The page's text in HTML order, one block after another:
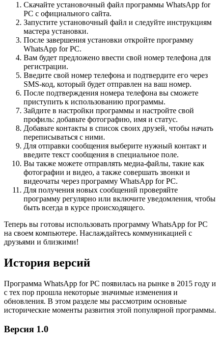
Скачайте установочный файл программы WhatsApp for
PC с официального сайта.
Запустите установочный файл и следуйте инструкциям
мастера установки.
После завершения установки откройте программу
WhatsApp for PC.
Вам будет предложено ввести свой номер телефона для
регистрации.
Введите свой номер телефона и подтвердите его через
SMS-код, который будет отправлен на ваш номер.
После подтверждения номера телефона вы сможете
приступить к использованию программы.
Зайдите в настройки программы и настройте свой
профиль: добавьте фотографию, имя и статус.
Добавьте контакты в список своих друзей, чтобы начать
переписываться с ними.
Для отправки сообщения выберите нужный контакт и
введите текст сообщения в специальное поле.
Вы также можете отправлять медиа-файлы, такие как
фотографии и видео, а также совершать звонки и
видеочаты через программу WhatsApp for PC.
Для получения новых сообщений проверяйте
программу регулярно или включите уведомления, чтобы
быть всегда в курсе происходящего.
Теперь вы готовы использовать программу WhatsApp for PC
на своем компьютере. Наслаждайтесь коммуникацией с
друзьями и близкими!
История версий
Программа WhatsApp for PC появилась на рынке в 2015 году и
с тех пор прошла некоторые значимые изменения и
обновления. В этом разделе мы рассмотрим основные
исторические моменты развития этой популярной программы.
Версия 1.0